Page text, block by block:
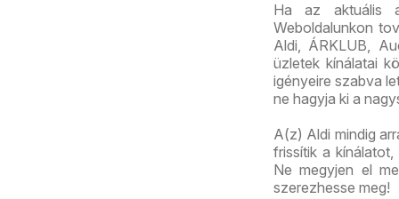
Ha az aktuális
Weboldalunkon
Aldi, ÁRKLUB,
üzletek kínálatai
igényeire szabva
ne hagyja ki a
A(z) Aldi mindig
frissítik a
Ne megyjen el
szerezhesse meg!